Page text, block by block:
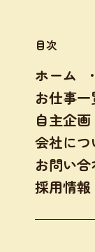
目次
ホーム
お仕事一
自主企画
会社につ
お問い合
採用情報